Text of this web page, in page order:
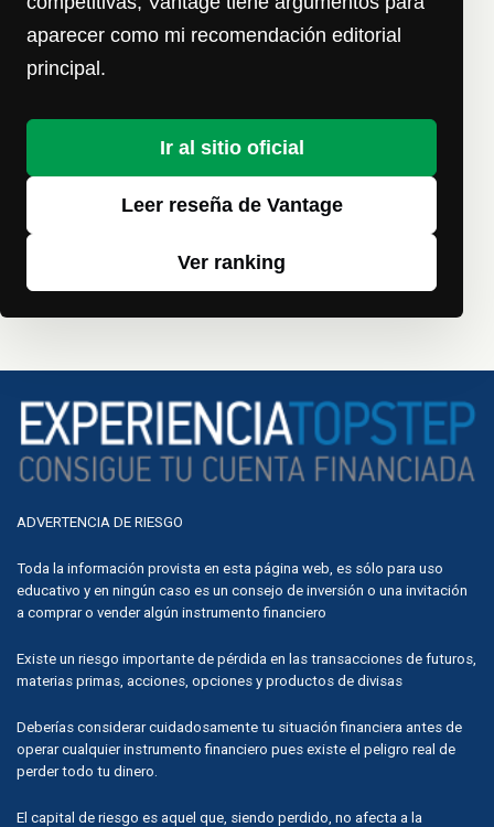
aparecer como mi recomendación editorial
principal.
Ir al sitio oficial
Leer reseña de Vantage
Ver ranking
ADVERTENCIA DE RIESGO
Toda la información provista en esta página web, es sólo para uso
educativo y en ningún caso es un consejo de inversión o una invitación
a comprar o vender algún instrumento financiero
Existe un riesgo importante de pérdida en las transacciones de futuros,
materias primas, acciones, opciones y productos de divisas
Deberías considerar cuidadosamente tu situación financiera antes de
operar cualquier instrumento financiero pues existe el peligro real de
perder todo tu dinero.
El capital de riesgo es aquel que, siendo perdido, no afecta a la